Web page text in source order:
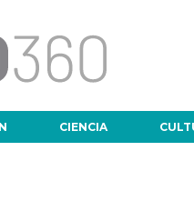
CIENCIA